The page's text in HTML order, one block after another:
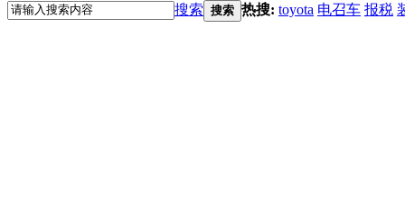
搜索 搜索 热搜: toyota 电召车 报税